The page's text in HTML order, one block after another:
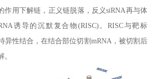
作用下解链，正义链脱落，反义siRNA再与体
诱导的沉默复合物(RISC)。RISC与靶标
异性结合，在结合部位切割mRNA，被切割后
。